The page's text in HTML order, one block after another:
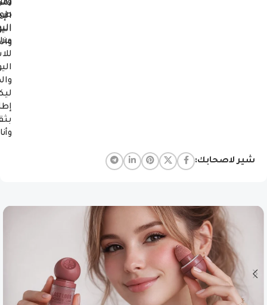
شير لاصحابك: